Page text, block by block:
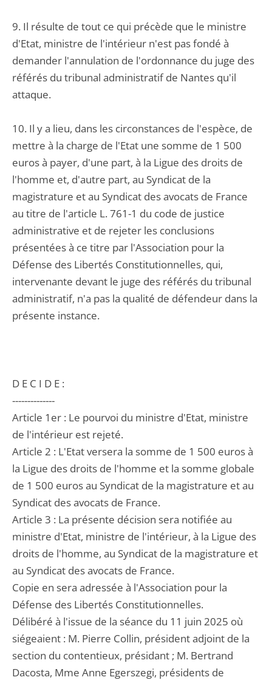
9. Il résulte de tout ce qui précède que le ministre
d'Etat, ministre de l'intérieur n'est pas fondé à
demander l'annulation de l'ordonnance du juge des
référés du tribunal administratif de Nantes qu'il
attaque.
10. Il y a lieu, dans les circonstances de l'espèce, de
mettre à la charge de l'Etat une somme de 1 500
euros à payer, d'une part, à la Ligue des droits de
l'homme et, d'autre part, au Syndicat de la
magistrature et au Syndicat des avocats de France
au titre de l'article L. 761-1 du code de justice
administrative et de rejeter les conclusions
présentées à ce titre par l'Association pour la
Défense des Libertés Constitutionnelles, qui,
intervenante devant le juge des référés du tribunal
administratif, n'a pas la qualité de défendeur dans la
présente instance.
D E C I D E :
--------------
Article 1er : Le pourvoi du ministre d'Etat, ministre
de l'intérieur est rejeté.
Article 2 : L'Etat versera la somme de 1 500 euros à
la Ligue des droits de l'homme et la somme globale
de 1 500 euros au Syndicat de la magistrature et au
Syndicat des avocats de France.
Article 3 : La présente décision sera notifiée au
ministre d'Etat, ministre de l'intérieur, à la Ligue des
droits de l'homme, au Syndicat de la magistrature et
au Syndicat des avocats de France.
Copie en sera adressée à l'Association pour la
Défense des Libertés Constitutionnelles.
Délibéré à l'issue de la séance du 11 juin 2025 où
siégeaient : M. Pierre Collin, président adjoint de la
section du contentieux, présidant ; M. Bertrand
Dacosta, Mme Anne Egerszegi, présidents de